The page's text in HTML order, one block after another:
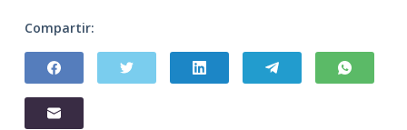
Compartir: